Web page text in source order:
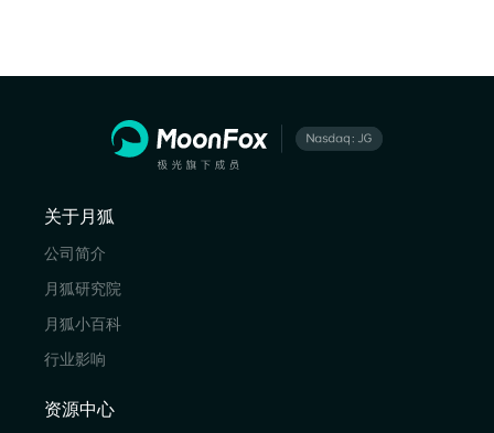
关于月狐
公司简介
月狐研究院
月狐小百科
行业影响
资源中心